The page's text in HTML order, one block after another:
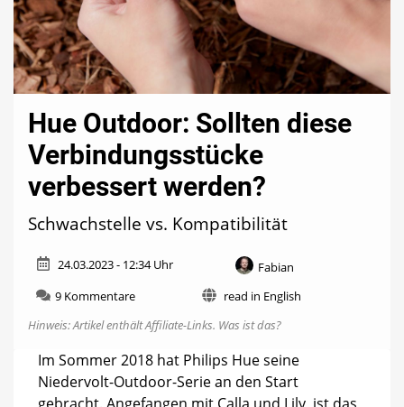
Hue Outdoor: Sollten diese
Verbindungsstücke
verbessert werden?
Schwachstelle vs. Kompatibilität
24.03.2023 - 12:34 Uhr
Fabian
9 Kommentarezu
Outdoor:
diese
Verbindungsstücke
verbessert
read in English
Hinweis: Artikel enthält Affiliate-Links. Was ist das?
Im Sommer 2018 hat Philips Hue seine
Niedervolt-Outdoor-Serie an den Start